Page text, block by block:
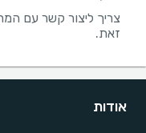
צריך ליצור קשר עם
זאת.
אודות